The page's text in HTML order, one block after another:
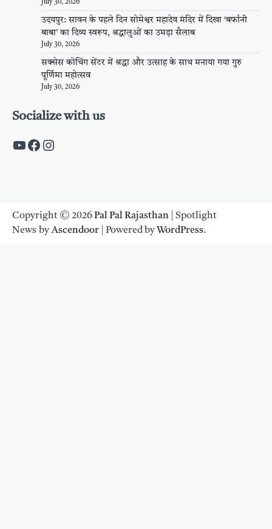
July 30, 2026
उदयपुर: सावन के पहले दिन सोमेश्वर महादेव मंदिर में दिखा ‘बर्फानी
बाबा’ का दिव्य स्वरूप, श्रद्धालुओं का उमड़ा सैलाब
July 30, 2026
सक्सेस कोचिंग सेंटर में श्रद्धा और उत्साह के साथ मनाया गया गुरु
पूर्णिमा महोत्सव
July 30, 2026
Socialize with us
https://www.youtube.com/c/
https://www.facebook.com/
Instagram
Copyright © 2026Pal Pal Rajasthan | Spotlight
News byAscendoor | Powered byWordPress.